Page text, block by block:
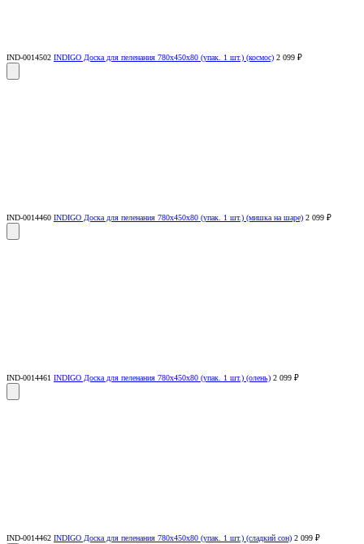
IND-0014502 INDIGO Доска для пеленания 780х450х80 (упак. 1 шт.) (космос) 2 099 ₽
IND-0014460 INDIGO Доска для пеленания 780х450х80 (упак. 1 шт.) (мишка на шаре) 2 099 ₽
IND-0014461 INDIGO Доска для пеленания 780х450х80 (упак. 1 шт.) (олень) 2 099 ₽
IND-0014462 INDIGO Доска для пеленания 780х450х80 (упак. 1 шт.) (сладкий сон) 2 099 ₽